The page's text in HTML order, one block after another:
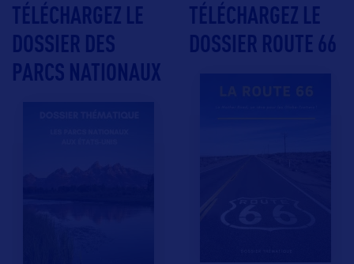
TÉLÉCHARGEZ LE
DOSSIER DES
PARCS NATIONAUX
TÉLÉCHARGEZ LE
DOSSIER ROUTE 66